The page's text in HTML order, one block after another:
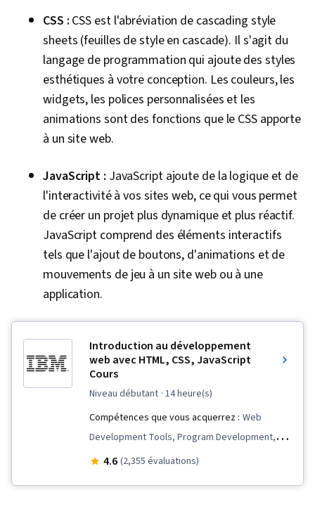
CSS : CSS est l'abréviation de cascading style
sheets (feuilles de style en cascade). Il s'agit du
langage de programmation qui ajoute des styles
esthétiques à votre conception. Les couleurs, les
widgets, les polices personnalisées et les
animations sont des fonctions que le CSS apporte
à un site web.
JavaScript : JavaScript ajoute de la logique et de
l'interactivité à vos sites web, ce qui vous permet
de créer un projet plus dynamique et plus réactif.
JavaScript comprend des éléments interactifs
tels que l'ajout de boutons, d'animations et de
mouvements de jeu à un site web ou à une
application.
Introduction au développement
web avec HTML, CSS, JavaScript
Cours
niveau débutant · 14 heure(s)
Compétences que vous acquerrez : Web
Development Tools, Program Development,
Web Design and Development, Interactive
4.6 (2,355 évaluations)